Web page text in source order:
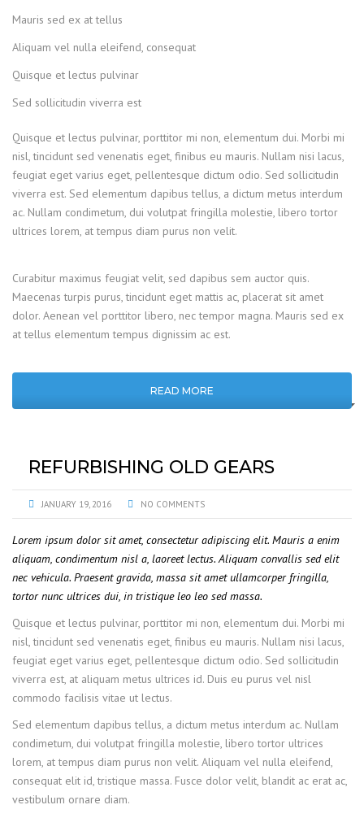
Mauris sed ex at tellus
Aliquam vel nulla eleifend, consequat
Quisque et lectus pulvinar
Sed sollicitudin viverra est
Quisque et lectus pulvinar, porttitor mi non, elementum dui. Morbi mi
nisl, tincidunt sed venenatis eget, finibus eu mauris. Nullam nisi lacus,
feugiat eget varius eget, pellentesque dictum odio. Sed sollicitudin
viverra est. Sed elementum dapibus tellus, a dictum metus interdum
ac. Nullam condimetum, dui volutpat fringilla molestie, libero tortor
ultrices lorem, at tempus diam purus non velit.
Curabitur maximus feugiat velit, sed dapibus sem auctor quis.
Maecenas turpis purus, tincidunt eget mattis ac, placerat sit amet
dolor. Aenean vel porttitor libero, nec tempor magna. Mauris sed ex
at tellus elementum tempus dignissim ac est.
READ MORE
REFURBISHING OLD GEARS
JANUARY 19, 2016 NO COMMENTS
Lorem ipsum dolor sit amet, consectetur adipiscing elit. Mauris a enim
aliquam, condimentum nisl a, laoreet lectus. Aliquam convallis sed elit
nec vehicula. Praesent gravida, massa sit amet ullamcorper fringilla,
tortor nunc ultrices dui, in tristique leo leo sed massa.
Quisque et lectus pulvinar, porttitor mi non, elementum dui. Morbi mi
nisl, tincidunt sed venenatis eget, finibus eu mauris. Nullam nisi lacus,
feugiat eget varius eget, pellentesque dictum odio. Sed sollicitudin
viverra est, at aliquam metus ultrices id. Duis eu purus vel nisl
commodo facilisis vitae ut lectus.
Sed elementum dapibus tellus, a dictum metus interdum ac. Nullam
condimetum, dui volutpat fringilla molestie, libero tortor ultrices
lorem, at tempus diam purus non velit. Aliquam vel nulla eleifend,
consequat elit id, tristique massa. Fusce dolor velit, blandit ac erat ac,
vestibulum ornare diam.